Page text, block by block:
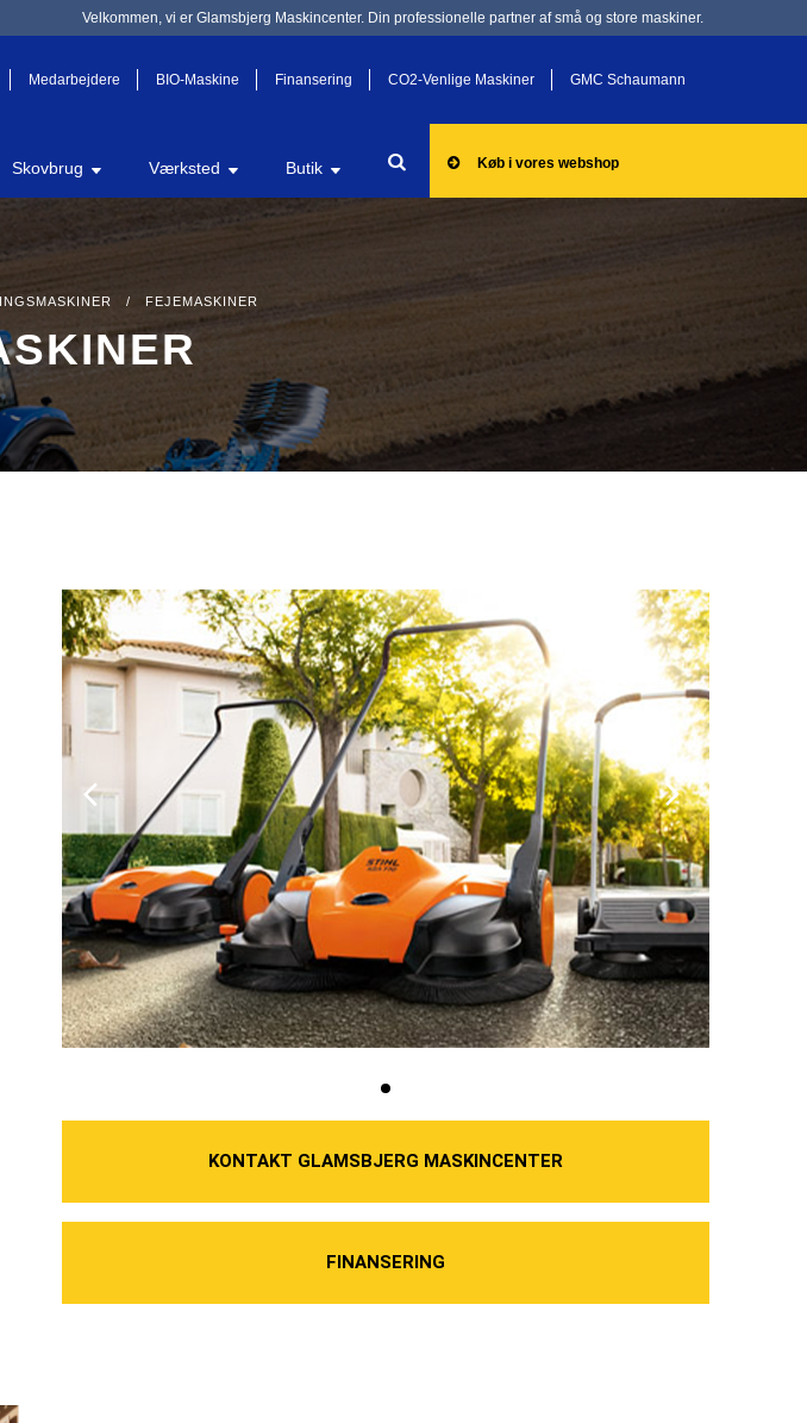
Velkommen, vi er Glamsbjerg Maskincenter. Din professionelle partner af små og store maskiner.
Medarbejdere BIO-Maskine Finansering CO2-Venlige Maskiner GMC Schaumann
Skovbrug Værksted Butik Køb i vores webshop
/ FEJEMASKINER
KONTAKT GLAMSBJERG MASKINCENTER
FINANSERING